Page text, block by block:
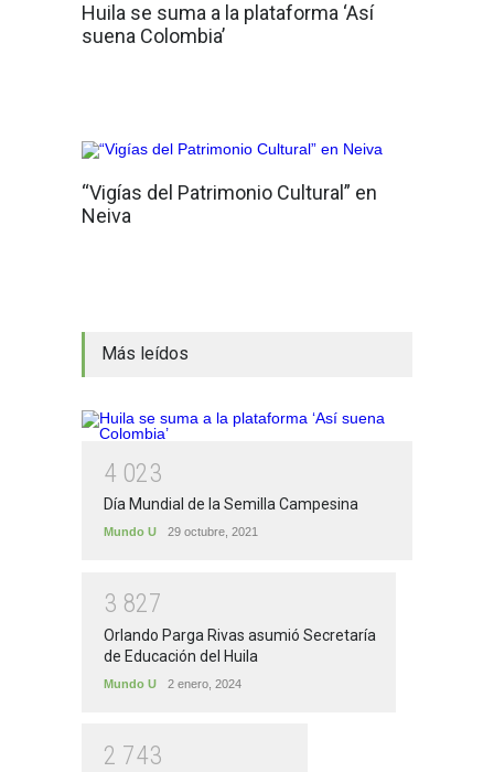
Huila se suma a la plataforma ‘Así
suena Colombia’
“Vigías del Patrimonio Cultural” en
Neiva
Más leídos
4 023
Día Mundial de la Semilla Campesina
Mundo U 29 octubre, 2021
3 827
Orlando Parga Rivas asumió Secretaría
de Educación del Huila
Mundo U 2 enero, 2024
2 743